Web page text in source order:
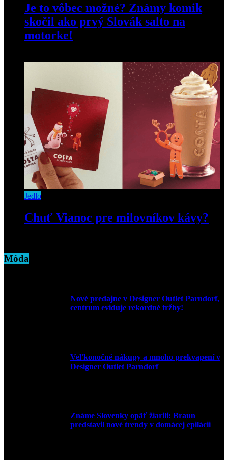
Je to vôbec možné? Známy komik
skočil ako prvý Slovák salto na
motorke!
Jedlo
Chuť Vianoc pre milovníkov kávy?
Móda
Nové predajne v Designer Outlet Parndorf,
centrum eviduje rekordné tržby!
Veľkonočné nákupy a mnoho prekvapení v
Designer Outlet Parndorf
Známe Slovenky opäť žiarili: Braun
predstavil nové trendy v domácej epilácii